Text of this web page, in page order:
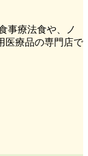
事療法食や、ノ
医療品の専門店で